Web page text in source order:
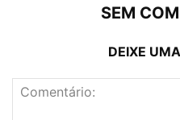
SEM
DEIXE